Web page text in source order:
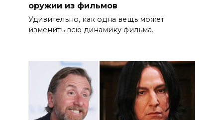
оружии из фильмов
Удивительно, как одна вещь может
изменить всю динамику фильма.